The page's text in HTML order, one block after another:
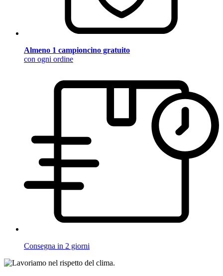
Almeno 1 campioncino gratuito
con ogni ordine
Consegna in 2 giorni